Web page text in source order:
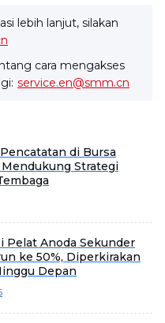
lebih lanjut, silakan
cara mengakses
service.en@smm.cn
di Bursa
Strategi
Pelat Anoda Sekunder
ke 50%, Diperkirakan
Depan